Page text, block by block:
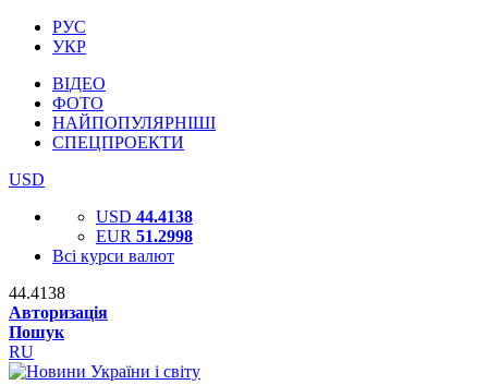
РУС
УКР
ВІДЕО
ФОТО
НАЙПОПУЛЯРНІШІ
СПЕЦПРОЕКТИ
USD
USD 44.4138
EUR 51.2998
Всі курси валют
44.4138
Авторизація
Пошук
RU